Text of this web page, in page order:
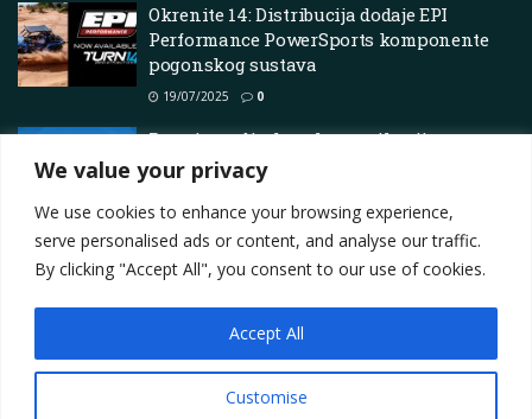
We value your privacy
We use cookies to enhance your browsing experience,
serve personalised ads or content, and analyse our traffic.
By clicking "Accept All", you consent to our use of cookies.
Customise
Accept All
Okrenite 14: Distribucija dodaje EPI
Performance PowerSports komponente
pogonskog sustava
19/07/2025 0
Preminuo direktor komunikacija
Hendrick Motorsports, tim najavljuje
Contact
Privacy Policy
Terms Marketing i oglašavanje